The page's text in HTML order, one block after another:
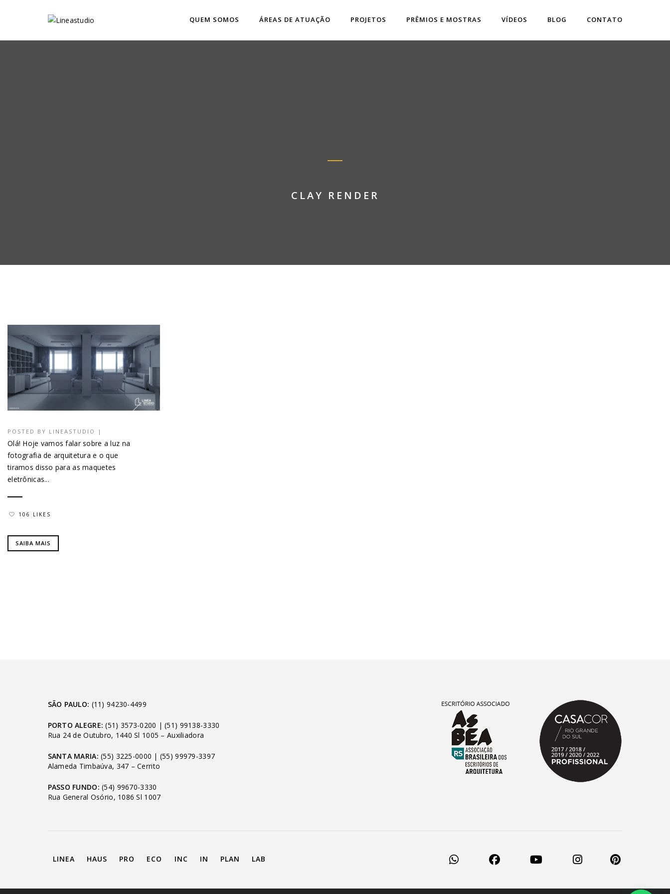
QUEM SOMOS ÁREAS DE ATUAÇÃO PROJETOS PRÊMIOS E MOSTRAS VÍDEOS BLOG CONTATO
CLAY RENDER
POSTED BY LINEASTUDIO |
Olá! Hoje vamos falar sobre a luz na
fotografia de arquitetura e o que
tiramos disso para as maquetes
eletrônicas...
106 LIKES
SAIBA MAIS
SÃO PAULO: (11) 94230-4499
PORTO ALEGRE: (51) 3573-0200 |(51) 99138-3330
Rua 24 de Outubro, 1440 Sl 1005 – Auxiliadora
SANTA MARIA: (55) 3225-0000 | (55) 99979-3397
Alameda Timbaúva, 347 – Cerrito
PASSO FUNDO: (54) 99670-3330
Rua General Osório, 1086 Sl 1007
LINEA HAUS PRO ECO INC IN PLAN LAB